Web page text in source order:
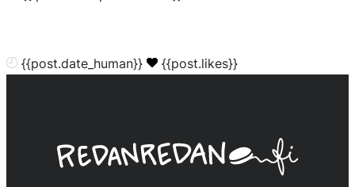
{{post.date_human}} {{post.likes}}
Linda
Saukko-